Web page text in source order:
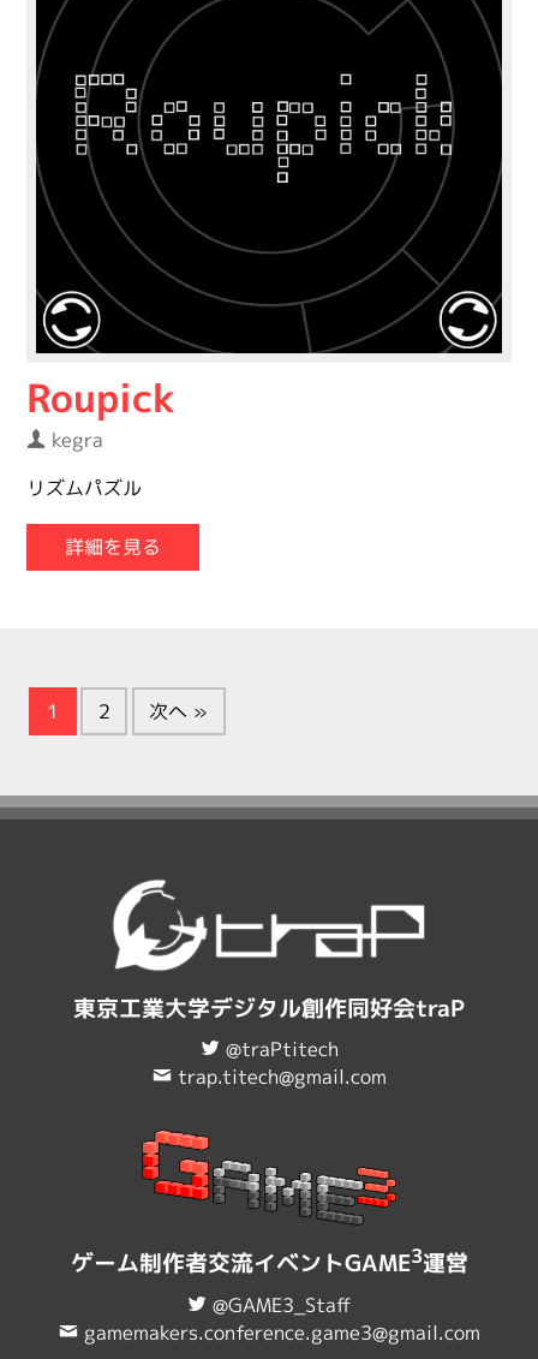
Roupick
kegra
リズムパズル
詳細を見る
1 2 次へ »
東京工業大学デジタル創作同好会traP
@traPtitech
trap.titech@gmail.com
ゲーム制作者交流イベントGAME3運営
@GAME3_Staff
gamemakers.conference.game3@gmail.com